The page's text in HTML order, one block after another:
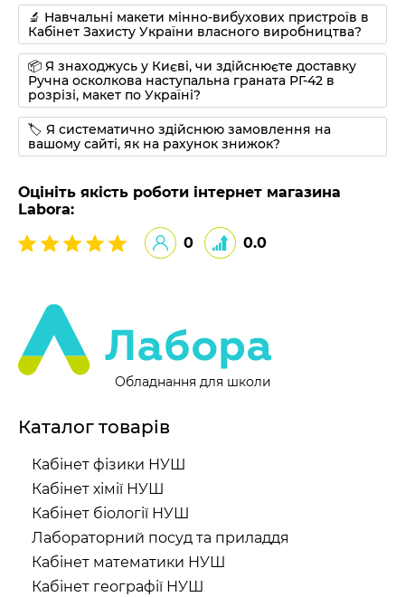
🔬 Навчальні макети мінно-вибухових пристроїв в
Кабінет Захисту України власного виробництва?
📦 Я знаходжусь у Києві, чи здійснюєте доставку
Ручна осколкова наступальна граната РГ-42 в
розрізі, макет по Україні?
🏷 Я систематично здійснюю замовлення на
вашому сайті, як на рахунок знижок?
Оцініть якість роботи інтернет магазина
Labora:
0
0.0
Обладнання для школи
Каталог товарів
Кабінет фізики НУШ
Кабінет хімії НУШ
Кабінет біології НУШ
Лабораторний посуд та приладдя
Кабінет математики НУШ
Кабінет географії НУШ